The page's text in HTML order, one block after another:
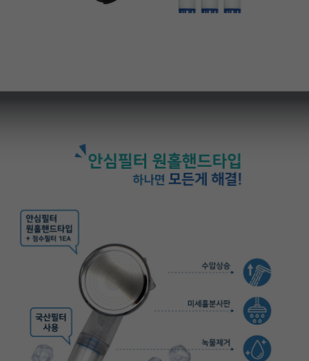
구매